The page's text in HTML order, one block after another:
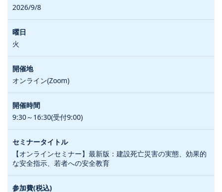
2026/9/8
火
オンライン(Zoom)
9:30～16:30(受付9:00)
【オンラインセミナー】最新版：建設死亡災害の実態、効果的
な安全指示、若者への安全教育